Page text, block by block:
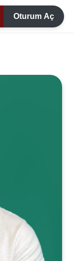
Oturum Aç